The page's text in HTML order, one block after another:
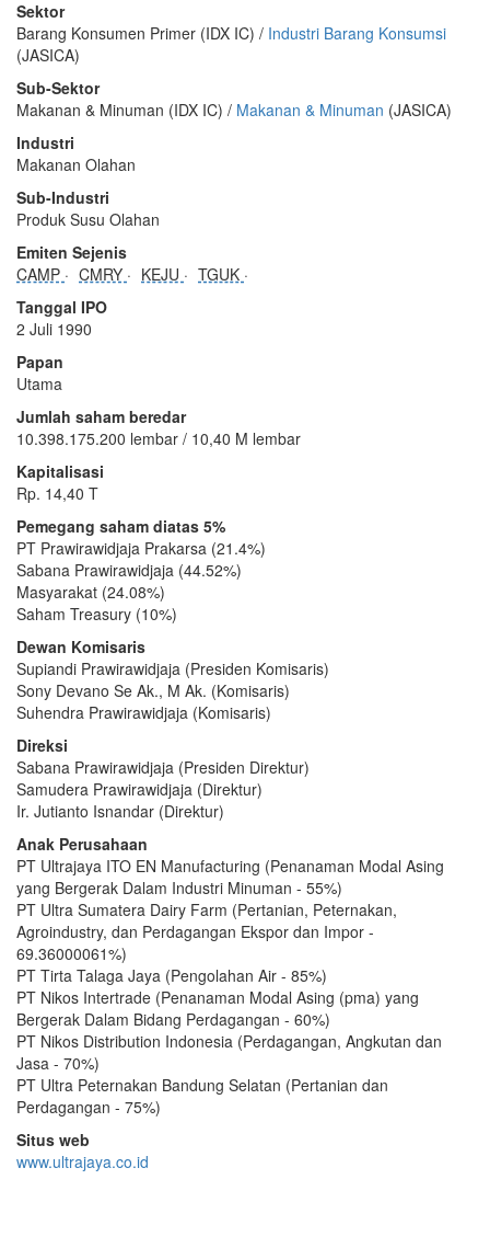
Sektor
Barang Konsumen Primer (IDX IC) / Industri Barang Konsumsi
(JASICA)
Sub-Sektor
Makanan & Minuman (IDX IC) / Makanan & Minuman (JASICA)
Industri
Makanan Olahan
Sub-Industri
Produk Susu Olahan
Emiten Sejenis
CAMP
CMRY KEJU
TGUK
Tanggal IPO
2 Juli 1990
Papan
Utama
Jumlah saham beredar
10.398.175.200 lembar / 10,40 M lembar
Kapitalisasi
Rp. 14,40 T
Pemegang saham diatas 5%
PT Prawirawidjaja Prakarsa (21.4%)
Sabana Prawirawidjaja (44.52%)
Masyarakat (24.08%)
Saham Treasury (10%)
Dewan Komisaris
Supiandi Prawirawidjaja (Presiden Komisaris)
Sony Devano Se Ak., M Ak. (Komisaris)
Suhendra Prawirawidjaja (Komisaris)
Direksi
Sabana Prawirawidjaja (Presiden Direktur)
Samudera Prawirawidjaja (Direktur)
Ir. Jutianto Isnandar (Direktur)
Anak Perusahaan
PT Ultrajaya ITO EN Manufacturing (Penanaman Modal Asing
yang Bergerak Dalam Industri Minuman - 55%)
PT Ultra Sumatera Dairy Farm (Pertanian, Peternakan,
Agroindustry, dan Perdagangan Ekspor dan Impor -
69.36000061%)
PT Tirta Talaga Jaya (Pengolahan Air - 85%)
PT Nikos Intertrade (Penanaman Modal Asing (pma) yang
Bergerak Dalam Bidang Perdagangan - 60%)
PT Nikos Distribution Indonesia (Perdagangan, Angkutan dan
Jasa - 70%)
PT Ultra Peternakan Bandung Selatan (Pertanian dan
Perdagangan - 75%)
Situs web
www.ultrajaya.co.id